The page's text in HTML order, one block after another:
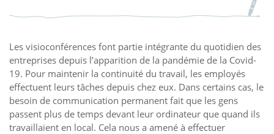
Les visioconférences font partie intégrante du quotidien des
entreprises depuis l’apparition de la pandémie de la Covid-
19. Pour maintenir la continuité du travail, les employés
effectuent leurs tâches depuis chez eux. Dans certains cas, le
besoin de communication permanent fait que les gens
passent plus de temps devant leur ordinateur que quand ils
travaillaient en local. Cela nous a amené à effectuer